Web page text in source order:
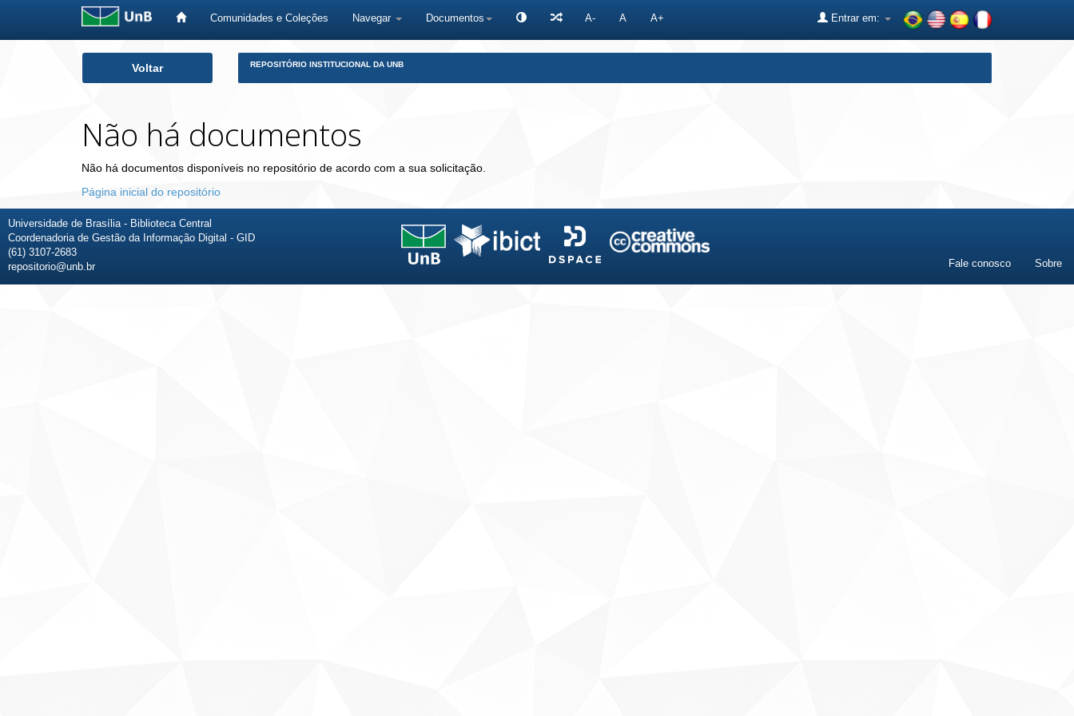
Comunidades e Coleções Navegar Documentos A- A A+ Entrar em:
Voltar REPOSITÓRIO INSTITUCIONAL DA UNB
Não há documentos
Não há documentos disponíveis no repositório de acordo com a sua solicitação.
Página inicial do repositório
Universidade de Brasília - Biblioteca Central
Coordenadoria de Gestão da Informação Digital - GID
(61) 3107-2683
repositorio@unb.br
Fale conosco Sobre